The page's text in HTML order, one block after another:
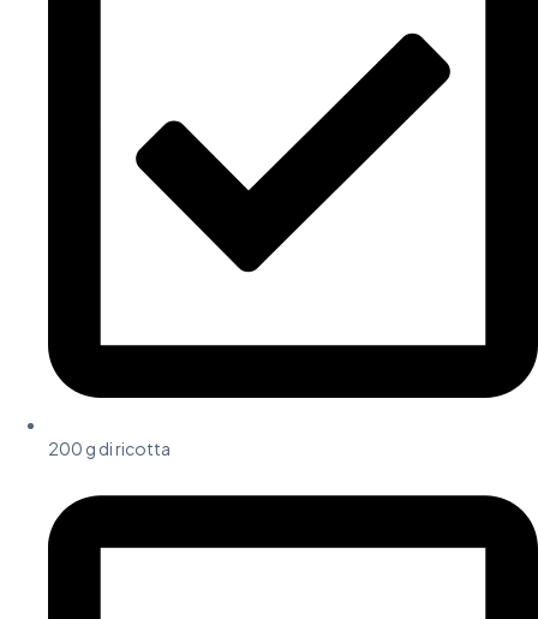
200 g di ricotta